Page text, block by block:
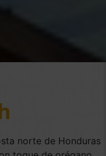
norte de Honduras